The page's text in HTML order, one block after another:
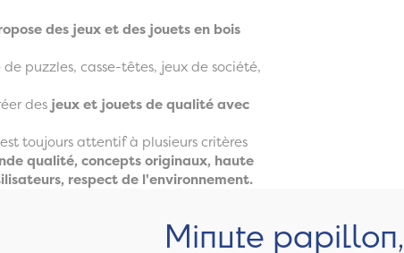
des jeux et des jouets en bois
puzzles, casse-têtes, jeux de société,
des jeux et jouets de qualité avec
toujours attentif à plusieurs critères
qualité, concepts originaux, haute
respect de l'environnement.
Minute papillon,